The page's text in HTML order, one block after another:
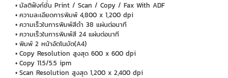
มัลติฟังก์ชั่น Print / Scan / Copy / Fax With ADF
ความละเอียดการพิมพ์ 4,800 x 1,200 dpi
ความเร็วในการพิมพ์สีดำ 38 แผ่นต่อนาที
ความเร็วในการพิมพ์สี 24 แผ่นต่อนาที
พิมพ์ 2 หน้าอัตโนมัต(A4)
Copy Resolution สูงสุด 600 x 600 dpi
Copy 11.5/5.5 ipm
Scan Resolution สูงสุด 1,200 x 2,400 dpi